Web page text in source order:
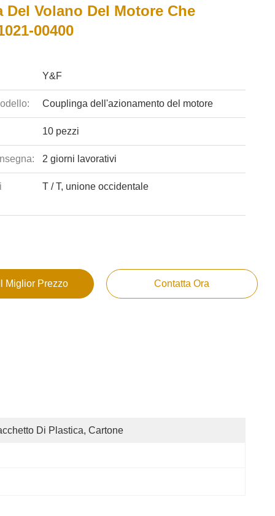
Del Volano Del Motore Che
00400
Y&F
Couplinga dell'azionamento del motore
10 pezzi
2 giorni lavorativi
T / T, unione occidentale
Miglior Prezzo Contatta Ora
Di Plastica, Cartone